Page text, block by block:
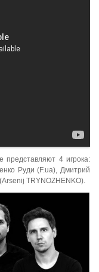
4 игрока:
Руди (F.ua), Дмитрий
TRYNOZHENKO).